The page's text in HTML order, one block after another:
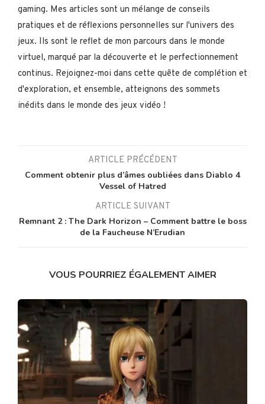
gaming. Mes articles sont un mélange de conseils
pratiques et de réflexions personnelles sur l'univers des
jeux. Ils sont le reflet de mon parcours dans le monde
virtuel, marqué par la découverte et le perfectionnement
continus. Rejoignez-moi dans cette quête de complétion et
d'exploration, et ensemble, atteignons des sommets
inédits dans le monde des jeux vidéo !
ARTICLE PRÉCÉDENT
Comment obtenir plus d’âmes oubliées dans Diablo 4
Vessel of Hatred
ARTICLE SUIVANT
Remnant 2 : The Dark Horizon – Comment battre le boss
de la Faucheuse N’Erudian
VOUS POURRIEZ ÉGALEMENT AIMER